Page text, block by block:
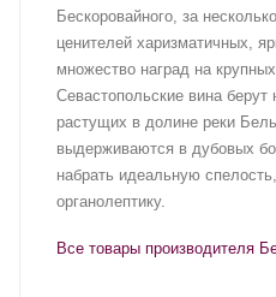
Бескоровайного, за
ценителей харизматичных,
множество наград на крупных
Севастопольские вина берут
растущих в долине реки
выдерживаются в дубовых
набрать идеальную
органолептику.
Все товары производителя